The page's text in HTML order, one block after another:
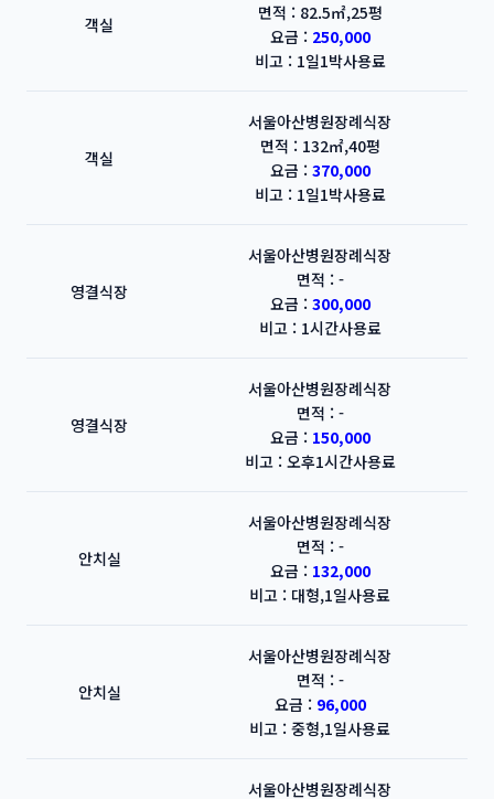
객실
면적 : 82.5㎡,25평
요금 : 250,000
비고 : 1일1박사용료
객실
서울아산병원장례식장
면적 : 132㎡,40평
요금 : 370,000
비고 : 1일1박사용료
영결식장
서울아산병원장례식장
면적 : -
요금 : 300,000
비고 : 1시간사용료
영결식장
서울아산병원장례식장
면적 : -
요금 : 150,000
비고 : 오후1시간사용료
안치실
서울아산병원장례식장
면적 : -
요금 : 132,000
비고 : 대형,1일사용료
안치실
서울아산병원장례식장
면적 : -
요금 : 96,000
비고 : 중형,1일사용료
서울아산병원장례식장